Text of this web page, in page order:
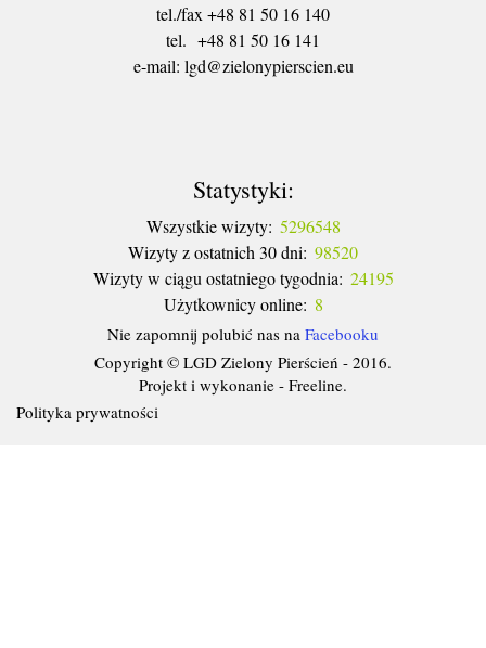
tel./fax +48 81 50 16 140
tel. +48 81 50 16 141
​e-mail: lgd@zielonypierscien.eu
Statystyki:
Wszystkie wizyty: 5296548
Wizyty z ostatnich 30 dni: 98520
Wizyty w ciągu ostatniego tygodnia: 24195
Użytkownicy online: 8
Nie zapomnij polubić nas na Facebooku
Copyright © LGD Zielony Pierścień - 2016.
Projekt i wykonanie - Freeline.
Polityka prywatności